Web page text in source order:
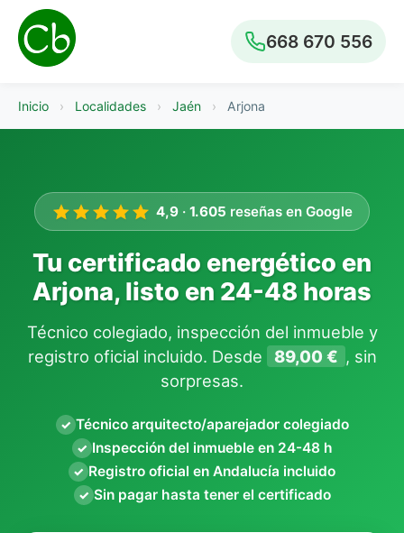
668 670 556
Inicio › Localidades › Jaén › Arjona
4,9 · 1.605 reseñas en Google
Tu certificado energético en
Arjona, listo en 24-48 horas
Técnico colegiado, inspección del inmueble y
registro oficial incluido. Desde
89,00 € , sin
sorpresas.
✓ Técnico arquitecto/aparejador colegiado
✓ Inspección del inmueble en 24-48 h
✓ Registro oficial en Andalucía incluido
✓ Sin pagar hasta tener el certificado